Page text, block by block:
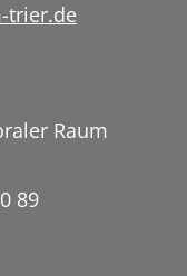
trier.de
Raum
89